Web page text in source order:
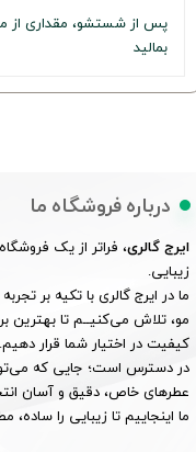
پس از شستشو، مقداری از
بمالید
درباره فروشگاه ما
ایرج گالری، فراتر از یک
زیبایی.
مو، تلاش می‌کنیــم تا بهترین
کیفیت در اختیار شما قرار
در دسترس است؛ جایی که
عطرهای خاص، دقیق و آسان
ما اینجاییم تا زیبایی را